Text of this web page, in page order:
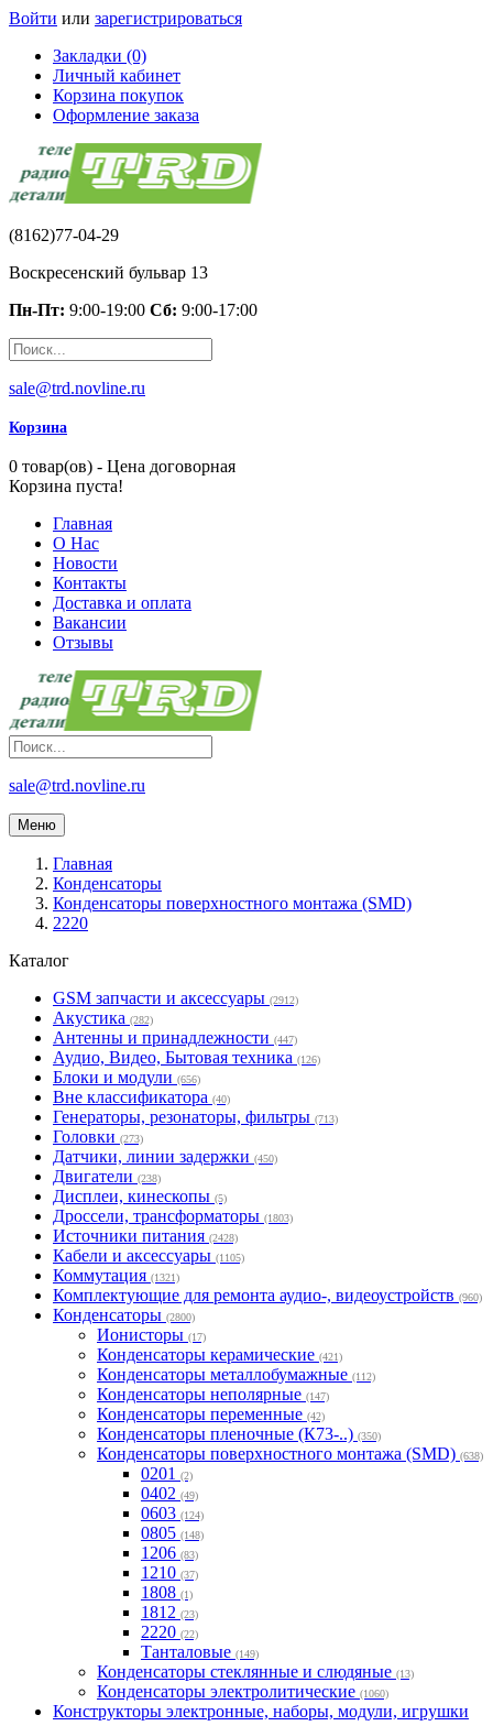
Войти или зарегистрироваться
Закладки (0)
Личный кабинет
Корзина покупок
Оформление заказа
(8162)77-04-29
Воскресенский бульвар 13
Пн-Пт: 9:00-19:00 Сб: 9:00-17:00
sale@trd.novline.ru
Корзина
0 товар(ов) - Цена договорная
Корзина пуста!
Главная
О Нас
Новости
Контакты
Доставка и оплата
Вакансии
Отзывы
sale@trd.novline.ru
Меню
Главная
Конденсаторы
Конденсаторы поверхностного монтажа (SMD)
2220
Каталог
GSM запчасти и аксессуары (2912)
Акустика (282)
Антенны и принадлежности (447)
Аудио, Видео, Бытовая техника (126)
Блоки и модули (656)
Вне классификатора (40)
Генераторы, резонаторы, фильтры (713)
Головки (273)
Датчики, линии задержки (450)
Двигатели (238)
Дисплеи, кинескопы (5)
Дроссели, трансформаторы (1803)
Источники питания (2428)
Кабели и аксессуары (1105)
Коммутация (1321)
Комплектующие для ремонта аудио-, видеоустройств (960)
Конденсаторы (2800)
Ионисторы (17)
Конденсаторы керамические (421)
Конденсаторы металлобумажные (112)
Конденсаторы неполярные (147)
Конденсаторы переменные (42)
Конденсаторы пленочные (К73-..) (350)
Конденсаторы поверхностного монтажа (SMD) (638)
0201 (2)
0402 (49)
0603 (124)
0805 (148)
1206 (83)
1210 (37)
1808 (1)
1812 (23)
2220 (22)
Танталовые (149)
Конденсаторы стеклянные и слюдяные (13)
Конденсаторы электролитические (1060)
Конструкторы электронные, наборы, модули, игрушки